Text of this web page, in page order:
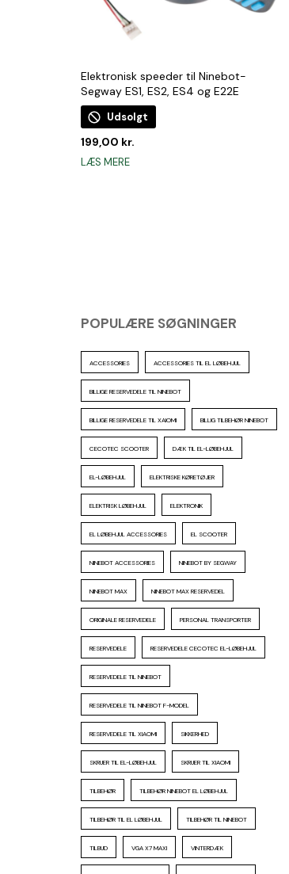
Elektronisk speeder til Ninebot-
Segway ES1, ES2, ES4 og E22E
Udsolgt
199,00 kr.
LÆS MERE
POPULÆRE SØGNINGER
ACCESSORIES ACCESSORIES TIL EL LØBEHJUL
BILLIGE RESERVEDELE TIL NINEBOT
BILLIGE RESERVEDELE TIL XAIOMI BILLIG TILBEHØR NINEBOT
CECOTEC SCOOTER DÆK TIL EL-LØBEHJUL
EL-LØBEHJUL ELEKTRISKE KØRETØJER
ELEKTRISK LØBEHJUL ELEKTRONIK
EL LØBEHJUL ACCESSORIES EL SCOOTER
NINEBOT ACCESSORIES NINEBOT BY SEGWAY
NINEBOT MAX NINEBOT MAX RESERVEDEL
ORIGINALE RESERVEDELE PERSONAL TRANSPORTER
RESERVEDELE RESERVEDELE CECOTEC EL-LØBEHJUL
RESERVEDELE TIL NINEBOT
RESERVEDELE TIL NINEBOT F-MODEL
RESERVEDELE TIL XIAOMI SIKKERHED
SKRUER TIL EL-LØBEHJUL SKRUER TIL XIAOMI
TILBEHØR TILBEHØR NINEBOT EL LØBEHJUL
TILBEHØR TIL EL LØBEHJUL TILBEHØR TIL NINEBOT
TILBUD VGA X7 MAXI VINTERDÆK